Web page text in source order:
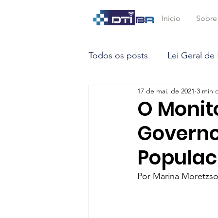
Início Sobre
Todos os posts Lei Geral
Marco Civil da Internet
Opinião Inteligência
Big Data Smart
O
17 de mai. de 2021 3 min
Por Marina